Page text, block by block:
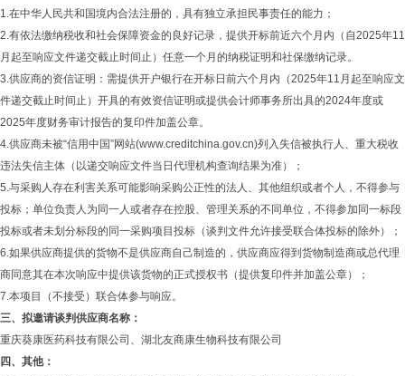
1.在中华人民共和国境内合法注册的，具有独立承担民事责任的能力；
2.有依法缴纳税收和社会保障资金的良好记录，提供开标前近六个月内（自2025年11
月起至响应文件递交截止时间止）任意一个月的纳税证明和社保缴纳记录。
3.供应商的资信证明：需提供开户银行在开标日前六个月内（2025年11月起至响应文
件递交截止时间止）开具的有效资信证明或提供会计师事务所出具的2024年度或
2025年度财务审计报告的复印件加盖公章。
4.供应商未被“信用中国”网站(www.creditchina.gov.cn)列入失信被执行人、重大税收
违法失信主体（以递交响应文件当日代理机构查询结果为准）；
5.与采购人存在利害关系可能影响采购公正性的法人、其他组织或者个人，不得参与
投标；单位负责人为同一人或者存在控股、管理关系的不同单位，不得参加同一标段
投标或者未划分标段的同一采购项目投标（谈判文件允许接受联合体投标的除外）；
6.如果供应商提供的货物不是供应商自己制造的，供应商应得到货物制造商或总代理
商同意其在本次响应中提供该货物的正式授权书（提供复印件并加盖公章）；
7.本项目（不接受）联合体参与响应。
三、 拟邀请谈判供应商名称 ：
重庆葵康医药科技有限公司、湖北友商康生物科技有限公司
四、其他：